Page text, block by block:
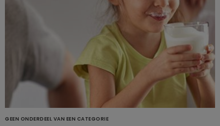
GEEN ONDERDEEL VAN EEN CATEGORIE